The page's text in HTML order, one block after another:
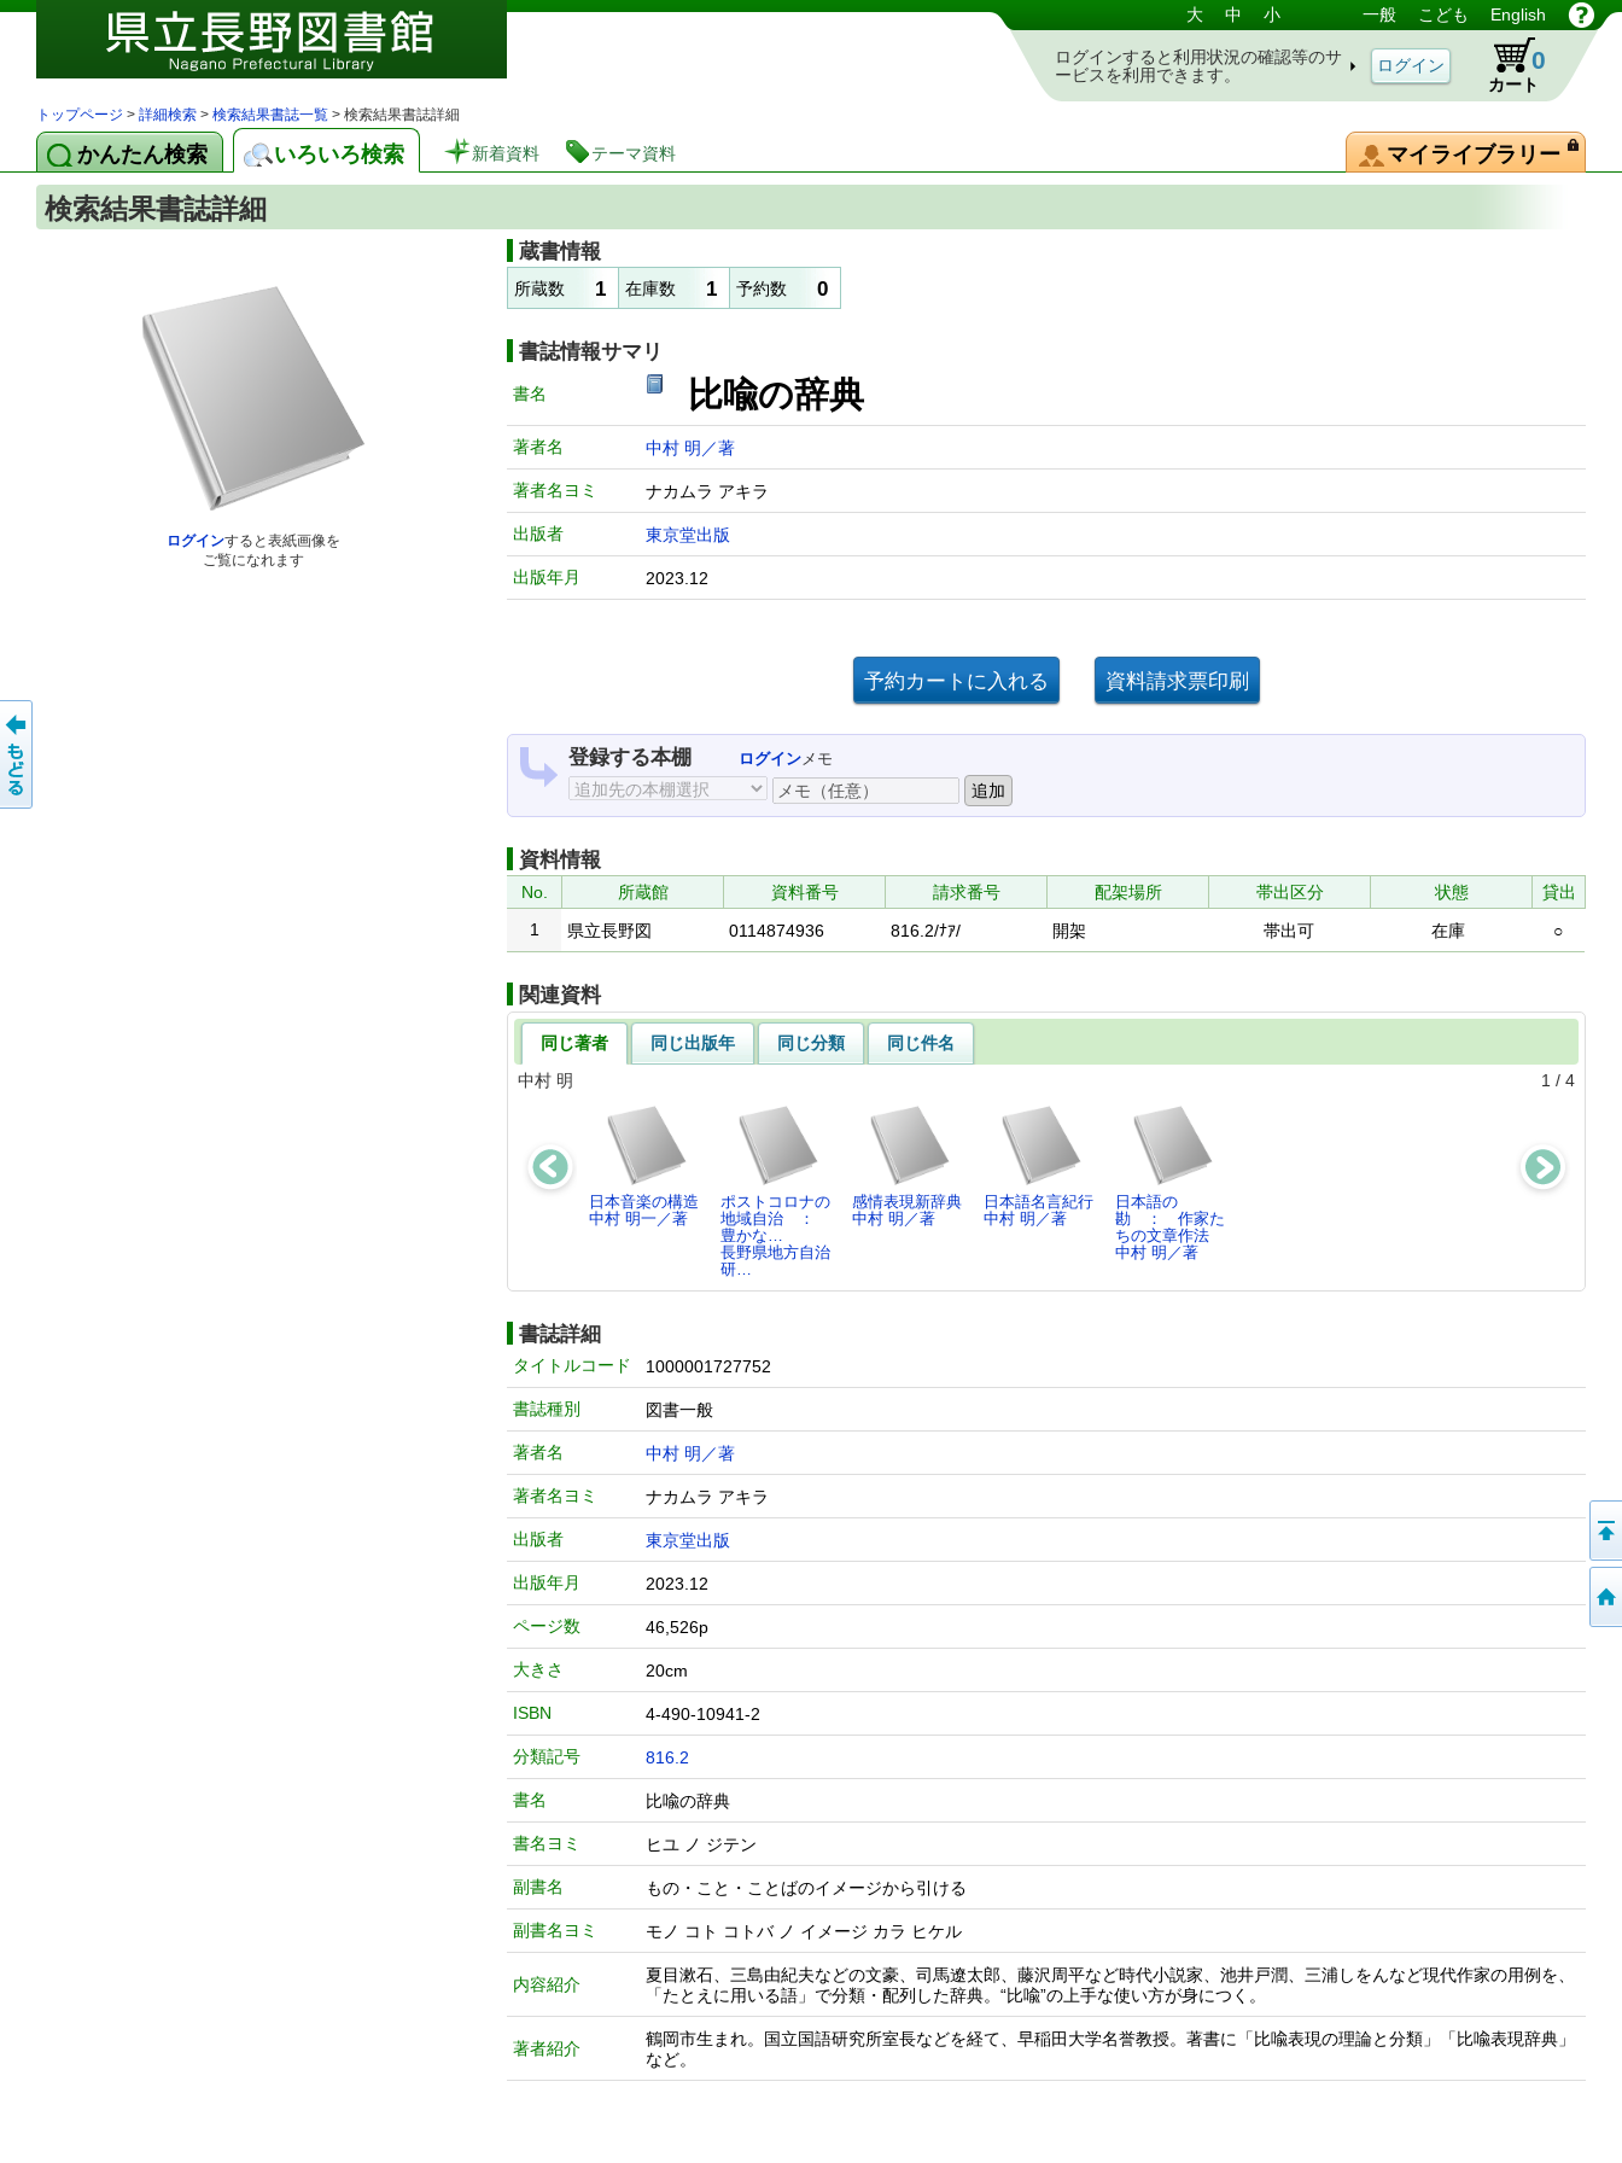
図書館 蔵書検索・予約システム 大 中 小 一般 こども English
ログインすると利用状況の確認等のサ
ービスを利用できます。
カート
0
トップページ > 詳細検索 > 検索結果書誌一覧 > 検索結果書誌詳細
かんたん検索 いろいろ検索 新着資料 テーマ資料 マイライブラリー
検索結果書誌詳細
ログインすると表紙画像を
ご覧になれます
蔵書情報
所蔵数 1 在庫数 1 予約数 0
書誌情報サマリ
書名 比喩の辞典
著者名 中村 明／著
著者名ヨミ ナカムラ アキラ
出版者 東京堂出版
出版年月 2023.12
登録する本棚 ログインメモ
資料情報
No. 所蔵館 資料番号 請求番号 配架場所 帯出区分 状態
貸出
1
県立長野図 0114874936 816.2/ﾅｱ/ 開架 帯出可 在庫 ○
関連資料
同じ著者 同じ出版年 同じ分類
同じ件名
中村 明
1 / 4
日本音楽の構造
中村 明一／著
ポストコロナの
地域自治 ：
豊かな…
長野県地方自治
研…
感情表現新辞典
中村 明／著
日本語名言紀行
中村 明／著
日本語の
勘 ： 作家た
ちの文章作法
中村 明／著
書誌詳細
タイトルコード 1000001727752
書誌種別 図書一般
著者名 中村 明／著
著者名ヨミ ナカムラ アキラ
出版者 東京堂出版
出版年月 2023.12
ページ数 46,526p
大きさ 20cm
ISBN 4-490-10941-2
分類記号 816.2
書名 比喩の辞典
書名ヨミ ヒユ ノ ジテン
副書名 もの・こと・ことばのイメージから引ける
副書名ヨミ モノ コト コトバ ノ イメージ カラ ヒケル
内容紹介
夏目漱石、三島由紀夫などの文豪、司馬遼太郎、藤沢周平など時代小説家、池井戸潤、三浦しをんなど現代作家の用例を、
「たとえに用いる語」で分類・配列した辞典。“比喩”の上手な使い方が身につく。
著者紹介
鶴岡市生まれ。国立国語研究所室長などを経て、早稲田大学名誉教授。著書に「比喩表現の理論と分類」「比喩表現辞典」
など。